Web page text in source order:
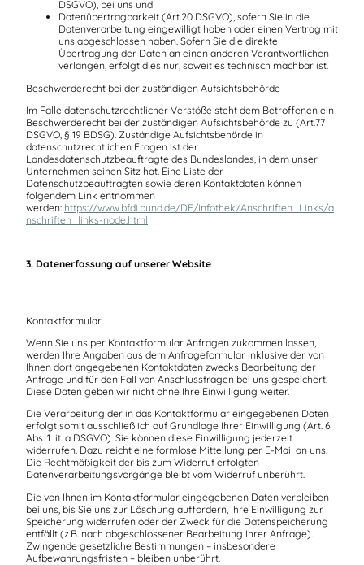
DSGVO), bei uns und
Datenübertragbarkeit (Art.20 DSGVO), sofern Sie in die
Datenverarbeitung eingewilligt haben oder einen Vertrag mit
uns abgeschlossen haben. Sofern Sie die direkte
Übertragung der Daten an einen anderen Verantwortlichen
verlangen, erfolgt dies nur, soweit es technisch machbar ist.
Beschwerderecht bei der zuständigen Aufsichtsbehörde
Im Falle datenschutzrechtlicher Verstöße steht dem Betroffenen ein
Beschwerderecht bei der zuständigen Aufsichtsbehörde zu (Art.77
DSGVO, § 19 BDSG). Zuständige Aufsichtsbehörde in
datenschutzrechtlichen Fragen ist der
Landesdatenschutzbeauftragte des Bundeslandes, in dem unser
Unternehmen seinen Sitz hat. Eine Liste der
Datenschutzbeauftragten sowie deren Kontaktdaten können
folgendem Link entnommen
werden: https://www.bfdi.bund.de/DE/Infothek/Anschriften_Links/a
nschriften_links-node.html
3. Datenerfassung auf unserer Website
Kontaktformular
Wenn Sie uns per Kontaktformular Anfragen zukommen lassen,
werden Ihre Angaben aus dem Anfrageformular inklusive der von
Ihnen dort angegebenen Kontaktdaten zwecks Bearbeitung der
Anfrage und für den Fall von Anschlussfragen bei uns gespeichert.
Diese Daten geben wir nicht ohne Ihre Einwilligung weiter.
Die Verarbeitung der in das Kontaktformular eingegebenen Daten
erfolgt somit ausschließlich auf Grundlage Ihrer Einwilligung (Art. 6
Abs. 1 lit. a DSGVO). Sie können diese Einwilligung jederzeit
widerrufen. Dazu reicht eine formlose Mitteilung per E-Mail an uns.
Die Rechtmäßigkeit der bis zum Widerruf erfolgten
Datenverarbeitungsvorgänge bleibt vom Widerruf unberührt.
Die von Ihnen im Kontaktformular eingegebenen Daten verbleiben
bei uns, bis Sie uns zur Löschung auffordern, Ihre Einwilligung zur
Speicherung widerrufen oder der Zweck für die Datenspeicherung
entfällt (z.B. nach abgeschlossener Bearbeitung Ihrer Anfrage).
Zwingende gesetzliche Bestimmungen – insbesondere
Aufbewahrungsfristen – bleiben unberührt.